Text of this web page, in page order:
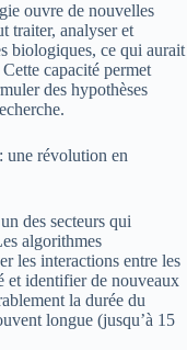
ouvre de nouvelles
traiter, analyser et
biologiques, ce qui aurait
capacité permet
des hypothèses
une révolution en
des secteurs qui
algorithmes
les interactions entre les
et identifier de nouveaux
la durée du
longue (jusqu’à 15